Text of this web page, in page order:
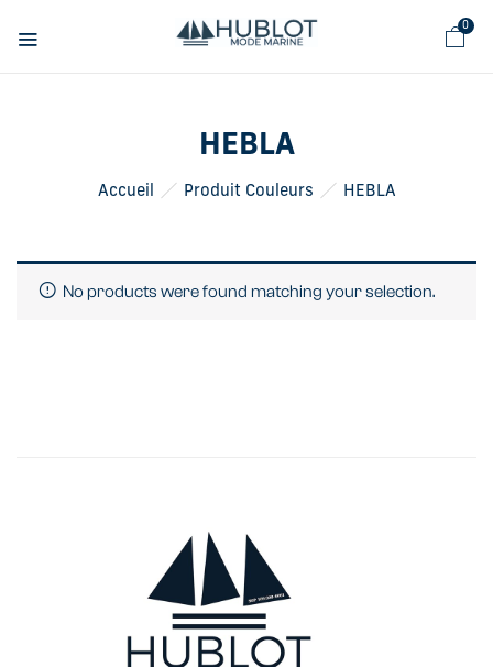
0
HEBLA
Accueil Produit Couleurs HEBLA
No products were found matching your selection.
Panneau de gestion des cookies